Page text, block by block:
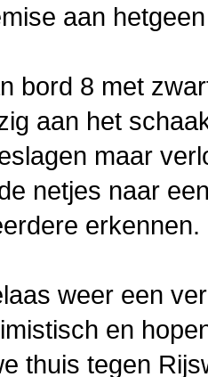
aan
bord 8 met
aan het
maar
netjes naar
erkennen.
weer een
en
thuis tegen